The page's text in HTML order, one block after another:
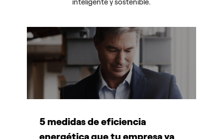
inteligente y sostenible.
5 medidas de eficiencia
energética que tu empresa ya